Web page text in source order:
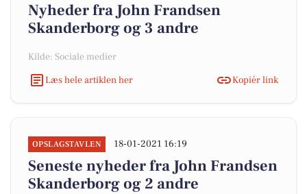
Nyheder fra John Frandsen
Skanderborg og 3 andre
Kilde: Sociale medier
Læs hele artiklen her
Kopiér link
OPSLAGSTAVLEN 18-01-2021 16:19
Seneste nyheder fra John Frandsen
Skanderborg og 2 andre